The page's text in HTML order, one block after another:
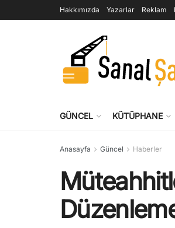
Hakkımızda Yazarlar Reklam
GÜNCEL KÜTÜPHANE
Anasayfa Güncel Haberler